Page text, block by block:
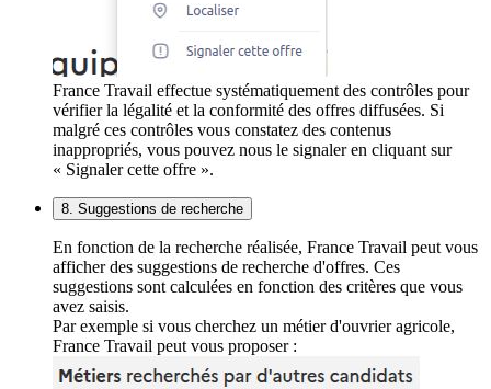
France Travail effectue systématiquement des contrôles pour
vérifier la légalité et la conformité des offres diffusées. Si
malgré ces contrôles vous constatez des contenus
inappropriés, vous pouvez nous le signaler en cliquant sur
« Signaler cette offre ».
8. Suggestions de recherche
En fonction de la recherche réalisée, France Travail peut vous
afficher des suggestions de recherche d'offres. Ces
suggestions sont calculées en fonction des critères que vous
avez saisis.
Par exemple si vous cherchez un métier d'ouvrier agricole,
France Travail peut vous proposer :